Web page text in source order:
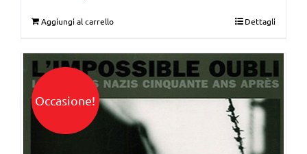
era:
€22,00.
è:
€15,00.
Aggiungi al carrello Dettagli
Occasione!